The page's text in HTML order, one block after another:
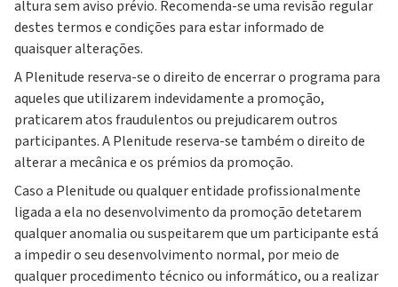
altura sem aviso prévio. Recomenda-se uma revisão regular
destes termos e condições para estar informado de
quaisquer alterações.
A Plenitude reserva-se o direito de encerrar o programa para
aqueles que utilizarem indevidamente a promoção,
praticarem atos fraudulentos ou prejudicarem outros
participantes. A Plenitude reserva-se também o direito de
alterar a mecânica e os prémios da promoção.
Caso a Plenitude ou qualquer entidade profissionalmente
ligada a ela no desenvolvimento da promoção detetarem
qualquer anomalia ou suspeitarem que um participante está
a impedir o seu desenvolvimento normal, por meio de
qualquer procedimento técnico ou informático, ou a realizar